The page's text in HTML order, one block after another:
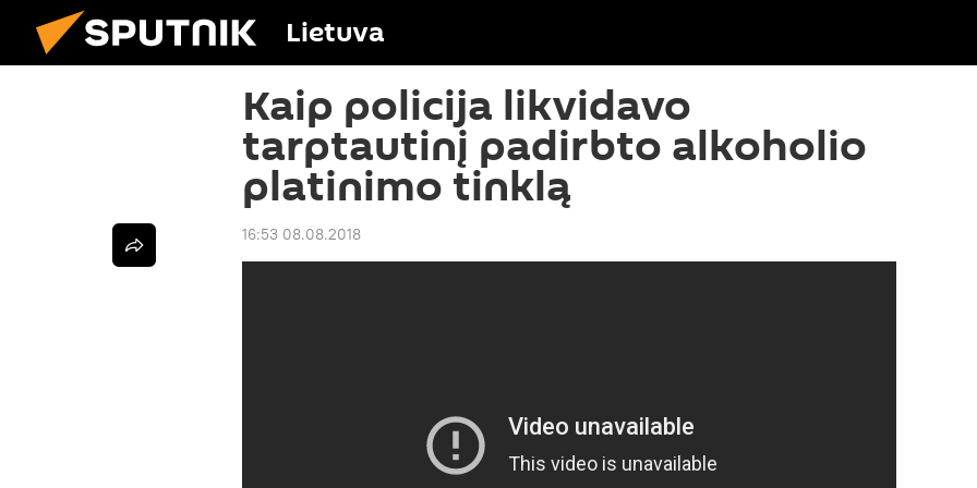
Lietuva
Kaip policija likvidavo
tarptautinį padirbto alkoholio
platinimo tinklą
16:53 08.08.2018